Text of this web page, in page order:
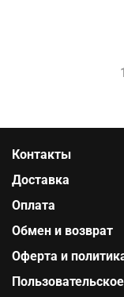
1
Контакты
Доставка
Оплата
Обмен и возврат
Оферта и